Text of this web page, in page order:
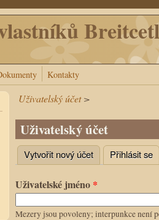
Kontakty
Uživatelský účet>
Uživatelský účet
Hlavní záložky
Vytvořit nový účet(aktivní záložka)
Přihlásit se
Uživatelské jméno *
Mezery jsou povoleny; interpunkce není